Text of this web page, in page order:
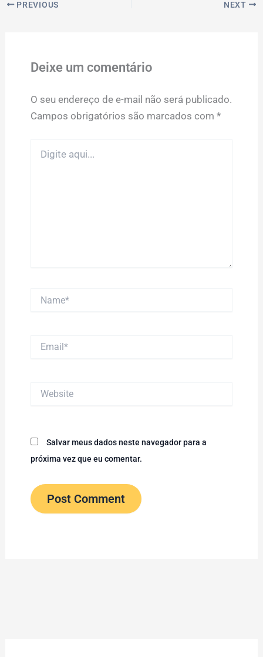
PREVIOUS NEXT
Deixe um comentário
O seu endereço de e-mail não será publicado.
Campos obrigatórios são marcados com *
aqui...
Salvar meus dados neste navegador para a
próxima vez que eu comentar.